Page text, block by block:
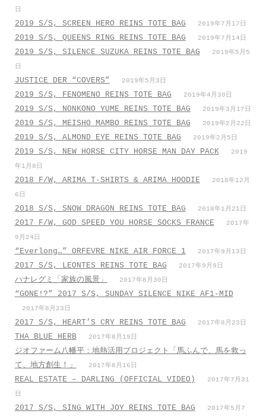
日
2019 S/S, SCREEN HERO REINS TOTE BAG 2019年7月17日
2019 S/S, QUEENS RING REINS TOTE BAG 2019年7月14日
2019 S/S, SILENCE SUZUKA REINS TOTE BAG
2019年5月5
日
JUSTICE DER “COVERS” 2019年5月3日
2019 S/S, FENOMENO REINS TOTE BAG 2019年4月30日
2019 S/S, NONKONO YUME REINS TOTE BAG 2019年3月17日
2019 S/S, MEISHO MAMBO REINS TOTE BAG 2019年2月22日
2019 S/S, ALMOND EYE REINS TOTE BAG 2019年2月5日
2019 S/S, NEW HORSE CITY HORSE MAN DAY PACK
2019
年1月8日
2018 F/W, ARIMA T-SHIRTS & ARIMA HOODIE
2018年12月
6日
2018 S/S, SNOW DRAGON REINS TOTE BAG 2018年1月21日
2017 F/W, GOD SPEED YOU HORSE SOCKS FRANCE
2017年
9月24日
“Everlong…” ORFEVRE NIKE AIR FORCE 1 2017年9月13日
2017 S/S, LEONTES REINS TOTE BAG 2017年9月9日
ハナレグミ「家族の風景」 2017年8月30日
“GONE!?” 2017 S/S, SUNDAY SILENCE NIKE AF1-MID
2017年8月23日
2017 S/S, HEART’S CRY REINS TOTE BAG 2017年8月23日
THA BLUE HERB 2017年8月19日
ジオファーム八幡平：地熱活用プロジェクト「馬ふんで、馬を救っ
て、地方創生！」
2017年8月16日
REAL ESTATE – DARLING (OFFICIAL VIDEO)
2017年7月31
日
2017 S/S, SING WITH JOY REINS TOTE BAG
2017年5月7